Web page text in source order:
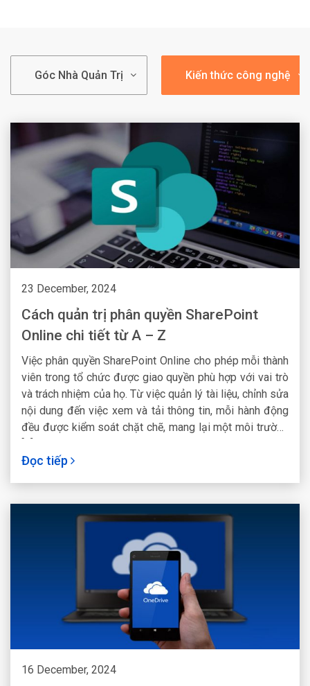
Góc Nhà Quản Trị Kiến thức công nghệ
23 December, 2024
Cách quản trị phân quyền SharePoint
Online chi tiết từ A – Z
Việc phân quyền SharePoint Online cho phép mỗi thành
viên trong tổ chức được giao quyền phù hợp với vai trò
và trách nhiệm của họ. Từ việc quản lý tài liệu, chỉnh sửa
nội dung đến việc xem và tải thông tin, mỗi hành động
đều được kiểm soát chặt chẽ, mang lại một môi trường
Đọc tiếp
16 December, 2024